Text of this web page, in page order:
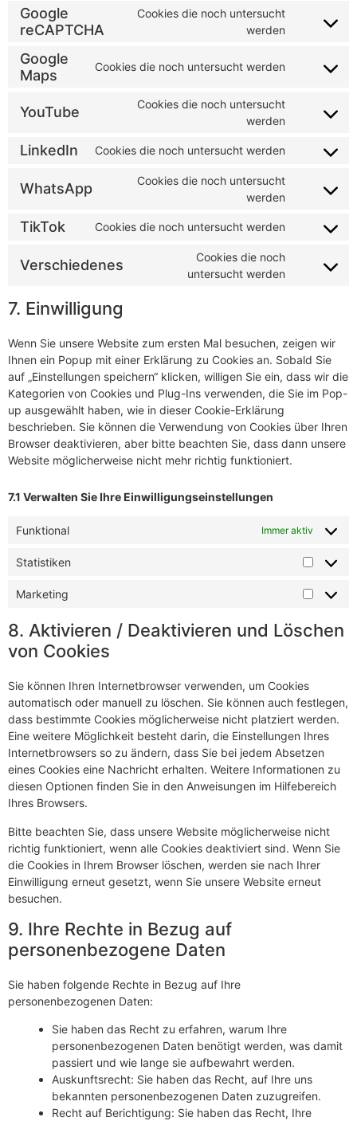
Google
reCAPTCHA
Cookies die noch untersucht
werden
Google
Maps
Cookies die noch untersucht werden
YouTube
Cookies die noch untersucht
werden
LinkedIn Cookies die noch untersucht werden
WhatsApp
Cookies die noch untersucht
werden
TikTok Cookies die noch untersucht werden
Verschiedenes
Cookies die noch
untersucht werden
7. Einwilligung
Wenn Sie unsere Website zum ersten Mal besuchen, zeigen wir
Ihnen ein Popup mit einer Erklärung zu Cookies an. Sobald Sie
auf „Einstellungen speichern“ klicken, willigen Sie ein, dass wir die
Kategorien von Cookies und Plug-Ins verwenden, die Sie im Pop-
up ausgewählt haben, wie in dieser Cookie-Erklärung
beschrieben. Sie können die Verwendung von Cookies über Ihren
Browser deaktivieren, aber bitte beachten Sie, dass dann unsere
Website möglicherweise nicht mehr richtig funktioniert.
7.1 Verwalten Sie Ihre Einwilligungseinstellungen
Funktional Immer aktiv
Statistiken
Marketing
8. Aktivieren / Deaktivieren und Löschen
von Cookies
Sie können Ihren Internetbrowser verwenden, um Cookies
automatisch oder manuell zu löschen. Sie können auch festlegen,
dass bestimmte Cookies möglicherweise nicht platziert werden.
Eine weitere Möglichkeit besteht darin, die Einstellungen Ihres
Internetbrowsers so zu ändern, dass Sie bei jedem Absetzen
eines Cookies eine Nachricht erhalten. Weitere Informationen zu
diesen Optionen finden Sie in den Anweisungen im Hilfebereich
Ihres Browsers.
Bitte beachten Sie, dass unsere Website möglicherweise nicht
richtig funktioniert, wenn alle Cookies deaktiviert sind. Wenn Sie
die Cookies in Ihrem Browser löschen, werden sie nach Ihrer
Einwilligung erneut gesetzt, wenn Sie unsere Website erneut
besuchen.
9. Ihre Rechte in Bezug auf
personenbezogene Daten
Sie haben folgende Rechte in Bezug auf Ihre
personenbezogenen Daten:
Sie haben das Recht zu erfahren, warum Ihre
personenbezogenen Daten benötigt werden, was damit
passiert und wie lange sie aufbewahrt werden.
Auskunftsrecht: Sie haben das Recht, auf Ihre uns
bekannten personenbezogenen Daten zuzugreifen.
Recht auf Berichtigung: Sie haben das Recht, Ihre